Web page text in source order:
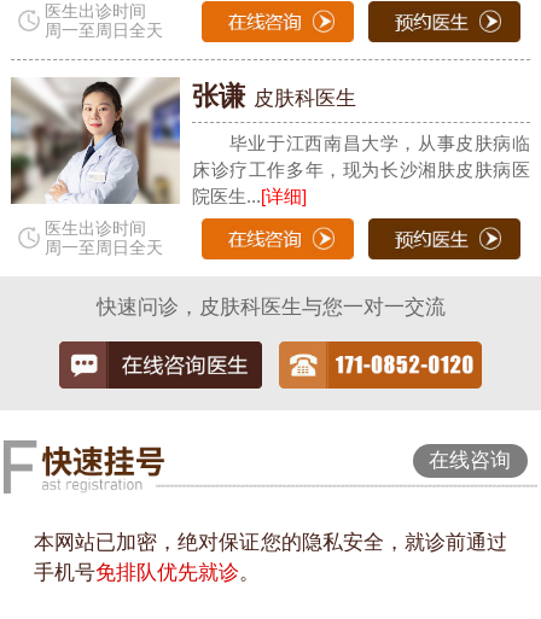
医生出诊时间
周一至周日全天
医生出诊时间
周一至周日全天
张谦 皮肤科医生
毕业于江西南昌大学，从事皮肤病临
床诊疗工作多年，现为长沙湘肤皮肤病医
院医生...[详细]
快速问诊，皮肤科医生与您一对一交流
在线咨询
本网站已加密，绝对保证您的隐私安全，就诊前通过
手机号免排队优先就诊。